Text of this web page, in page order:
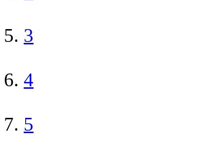
3
4
5